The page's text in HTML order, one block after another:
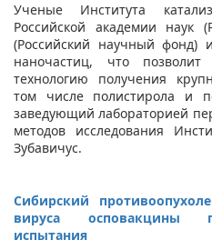
Ученые Института
Российской академии
(Российский научный фонд)
наночастиц, что
технологию получения
том числе полистирола и
заведующий лабораторией
методов исследования
Зубавичус.
Сибирский
вируса осповакцины
испытания